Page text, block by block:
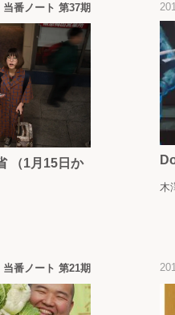
当番ノート 第37期
（1月15日か
木
当番ノート 第21期